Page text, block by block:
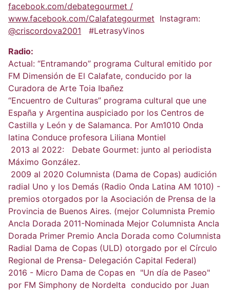
facebook.com/debategourmet /
www.facebook.com/Calafategourmet Instagram:
@criscordova2001 #LetrasyVinos
Radio:
Actual: “Entramando” programa Cultural emitido por
FM Dimensión de El Calafate, conducido por la
Curadora de Arte Toia Ibañez
“Encuentro de Culturas” programa cultural que une
España y Argentina auspiciado por los Centros de
Castilla y León y de Salamanca. Por Am1010 Onda
latina Conduce profesora Liliana Montiel
2013 al 2022: Debate Gourmet: junto al periodista
Máximo González.
2009 al 2020 Columnista (Dama de Copas) audición
radial Uno y los Demás (Radio Onda Latina AM 1010) -
premios otorgados por la Asociación de Prensa de la
Provincia de Buenos Aires. (mejor Columnista Premio
Ancla Dorada 2011-Nominada Mejor Columnista Ancla
Dorada Primer Premio Ancla Dorada como Columnista
Radial Dama de Copas (ULD) otorgado por el Círculo
Regional de Prensa- Delegación Capital Federal)
2016 - Micro Dama de Copas en "Un día de Paseo"
por FM Simphony de Nordelta conducido por Juan